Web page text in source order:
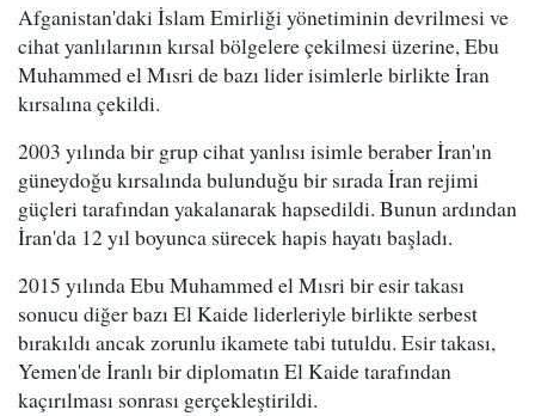
Afganistan'daki İslam Emirliği yönetiminin devrilmesi ve
cihat yanlılarının kırsal bölgelere çekilmesi üzerine, Ebu
Muhammed el Mısri de bazı lider isimlerle birlikte İran
kırsalına çekildi.
2003 yılında bir grup cihat yanlısı isimle beraber İran'ın
güneydoğu kırsalında bulunduğu bir sırada İran rejimi
güçleri tarafından yakalanarak hapsedildi. Bunun ardından
İran'da 12 yıl boyunca sürecek hapis hayatı başladı.
2015 yılında Ebu Muhammed el Mısri bir esir takası
sonucu diğer bazı El Kaide liderleriyle birlikte serbest
bırakıldı ancak zorunlu ikamete tabi tutuldu. Esir takası,
Yemen'de İranlı bir diplomatın El Kaide tarafından
kaçırılması sonrası gerçekleştirildi.